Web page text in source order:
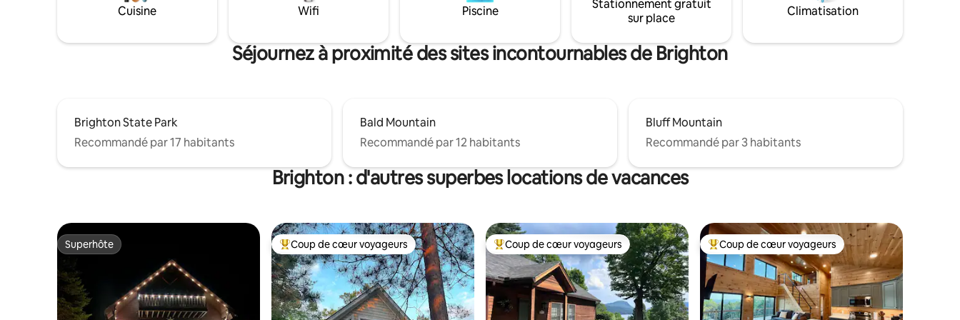
retrouver au calme et se ressourcer,
avec juste ce qu’il faut de chaleur pour
soit vraiment spécial.
Cuisine Wifi Piscine
Stationnement gratuit
sur place
Climatisation
Séjournez à proximité des sites incontournables de Brighton
Brighton State Park
Recommandé par 17 habitants
Bald Mountain
Recommandé par 12 habitants
Bluff Mountain
Recommandé par 3 habitants
Brighton : d'autres superbes locations de vacances
Superhôte
Superhôte Coups de cœur voyageurs les plus appréciés
Coup de cœur voyageurs Coups de cœur voyageurs les plus appréciés
Coup de cœur voyageurs Coups de cœur voyageurs les plus appréciés
Coup de cœur voyageurs